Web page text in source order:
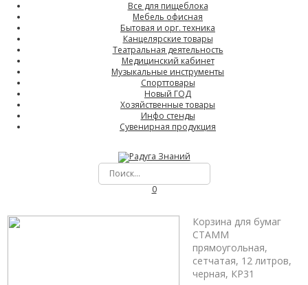
Все для пищеблока
Мебель офисная
Бытовая и орг. техника
Канцелярские товары
Театральная деятельность
Медицинский кабинет
Музыкальные инструменты
Спорттовары
Новый ГОД
Хозяйственные товары
Инфо стенды
Сувенирная продукция
0
Корзина для бумаг
СТАММ
прямоугольная,
сетчатая, 12 литров,
черная, КР31